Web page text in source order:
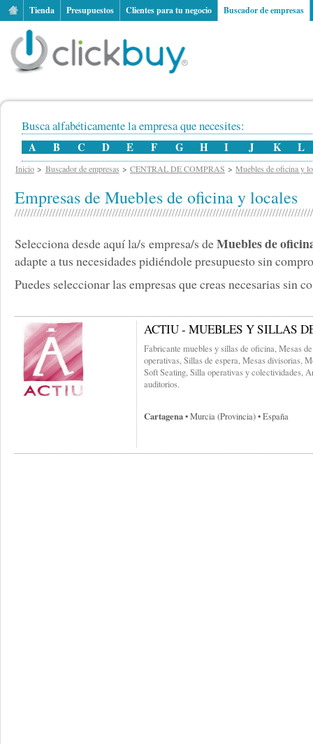
Tienda Presupuestos Clientes para tu negocio Buscador de empresas
Busca alfabéticamente la empresa que necesites:
A B C D E F G H I J K L
Inicio Buscador de empresas CENTRAL DE COMPRAS Muebles de oficina y
Empresas de Muebles de oficina y locales
Selecciona desde aquí la/s empresa/s deMuebles de
adapte a tus necesidades pidiéndole presupuesto sin
Puedes seleccionar las empresas que creas necesarias sin
ACTIU - MUEBLES Y SILLAS
Fabricante muebles y sillas de oficina, Mesas
operativas, Sillas de espera, Mesas divisorias,
Soft Seating, Silla operativas y colectividades,
auditorios.
Cartagena• Murcia (provincia) • España